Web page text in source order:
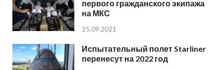
первого гражданского экипажа
на МКС
25.09.2021
Испытательный полет Starliner
перенесут на 2022 год